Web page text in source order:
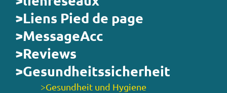
>Liens Pied de page
>MessageAcc
>Reviews
>Gesundheitssicherheit
>Gesundheit und Hygiene